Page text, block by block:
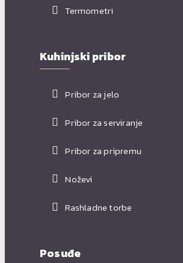
Termometri
Kuhinjski pribor
Pribor za jelo
Pribor za serviranje
Pribor za pripremu
Noževi
Rashladne torbe
Posuđe